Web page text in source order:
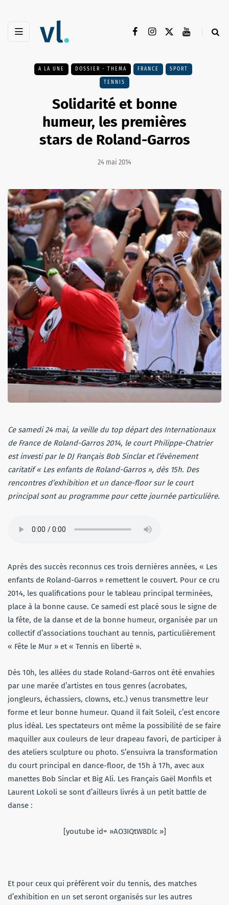
A LA UNE DOSSIER - THEMA FRANCE SPORT
TENNIS
Solidarité et bonne
humeur, les premières
stars de Roland-Garros
24 mai 2014
Ce samedi 24 mai, la veille du top départ des Internationaux
de France de Roland-Garros 2014, le court Philippe-Chatrier
est investi par le DJ Français Bob Sinclar et l’évènement
caritatif « Les enfants de Roland-Garros », dès 15h. Des
rencontres d’exhibition et un dance-floor sur le court
principal sont au programme pour cette journée particulière.
Après des succès reconnus ces trois dernières années, « Les
enfants de Roland-Garros » remettent le couvert. Pour ce cru
2014, les qualifications pour le tableau principal terminées,
place à la bonne cause. Ce samedi est placé sous le signe de
la fête, de la danse et de la bonne humeur, organisée par un
collectif d’associations touchant au tennis, particulièrement
« Fête le Mur » et « Tennis en liberté ».
Dès 10h, les allées du stade Roland-Garros ont été envahies
par une marée d’artistes en tous genres (acrobates,
jongleurs, échassiers, clowns, etc.) venus transmettre leur
forme et leur bonne humeur. Quand il fait Soleil, c’est encore
plus idéal. Les spectateurs ont même la possibilité de se faire
maquiller aux couleurs de leur drapeau favori, de participer à
des ateliers sculpture ou photo. S’ensuivra la transformation
du court principal en dance-floor, de 15h à 17h, avec aux
manettes Bob Sinclar et Big Ali. Les Français Gaël Monfils et
Laurent Lokoli se sont d’ailleurs livrés à un petit battle de
danse :
[youtube id= »AO3IQtW8Dlc »]
Et pour ceux qui préfèrent voir du tennis, des matches
d’exhibition en un set seront organisés sur les autres